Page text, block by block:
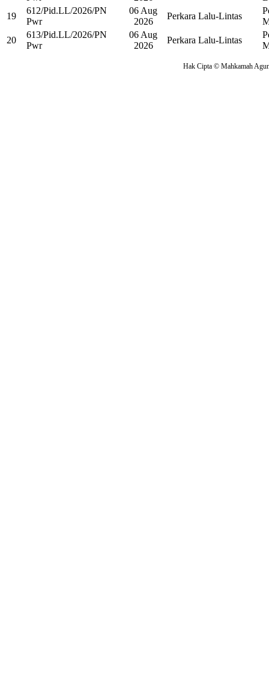
19
612/Pid.LL/2026/PN
Pwr
06 Aug
2026
Perkara Lalu-Lintas
20
613/Pid.LL/2026/PN
Pwr
06 Aug
2026
Perkara Lalu-Lintas
Hak Cipta © Mahkamah